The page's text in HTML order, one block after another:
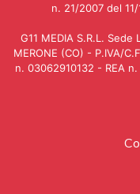
n. 21/2007 del
G11 MEDIA S.R.L.
MERONE (CO) - P.IVA/
n. 03062910132 - REA